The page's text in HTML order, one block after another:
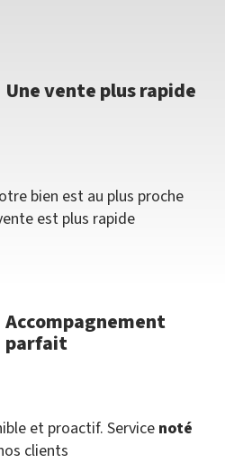
Une vente plus rapide
bien est au plus proche
est plus rapide
Accompagnement
parfait
et proactif. Service noté
clients